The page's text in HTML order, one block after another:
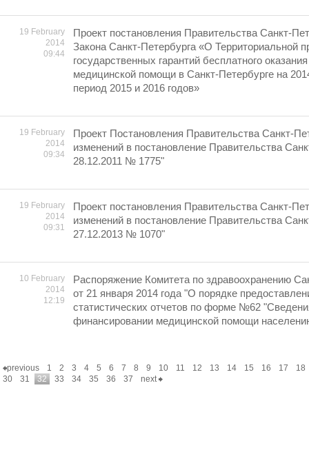
19 February
2014
09:44
Проект постановления Правительства Санкт-
Закона Санкт-Петербурга «О Территориальной
государственных гарантий бесплатного
медицинской помощи в Санкт-Петербурге на
период 2015 и 2016 годов»
19 February
2014
09:34
Проект Постановления Правительства Санкт-
изменений в постановление Правительства
28.12.2011 № 1775"
19 February
2014
09:31
Проект постановления Правительства Санкт-
изменений в постановление Правительства
27.12.2013 № 1070"
10 February
2014
12:19
Распоряжение Комитета по здравоохранению
от 21 января 2014 года "О порядке
статистических отчетов по форме №62
финансировании медицинской помощи
previous 1 2 3 4 5 6 7 8 9 10 11 12 13 14 15 16 17
18
30
31 32 33 34 35 36 37 next